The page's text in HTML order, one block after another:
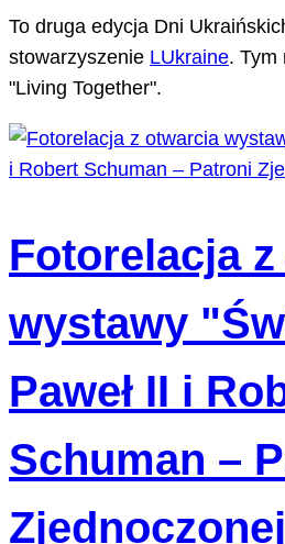
To druga edycja Dni
stowarzyszenie LUkraine. Tym
"Living Together".
Fotorelacja
wystawy
Paweł II i
Schuman –